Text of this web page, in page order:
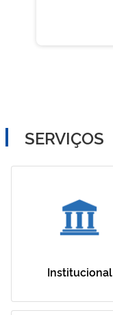
SERVIÇOS
Institucional